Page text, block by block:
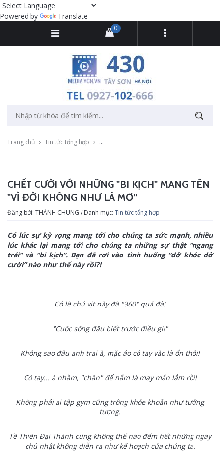
Powered by Translate
0
Trang chủ Tin tức tổng hợp Chết cười với những "bi kịch" mang tên "vì
CHẾT CƯỜI VỚI NHỮNG "BI KỊCH" MANG TÊN
"VÌ ĐỜI KHÔNG NHƯ LÀ MƠ”
Đăng bởi: THÀNH CHUNG / Danh mục: Tin tức tổng hợp
Có lúc sự kỳ vọng mang tới cho chúng ta sức mạnh, nhiều
lúc khác lại mang tới cho chúng ta những sự thật “ngang
trái” và “bi kịch”. Bạn đã rơi vào tình huống “dở khóc dở
cười” nào như thế này rồi?!
Có lẽ chú vịt này đã "360" quá đà!
"Cuộc sống đâu biết trước điều gì!"
Không sao đâu anh trai à, mặc áo có tay vào là ổn thôi!
Có tay... à nhầm, "chân" để nắm là may mắn lắm rồi!
Không phải ai tập gym cũng trông khỏe khoắn như tưởng
tượng.
Tề Thiên Đại Thánh cũng không thể nào đếm hết những ngày
chủ nhật không diễn ra như kế hoạch của chúng ta.